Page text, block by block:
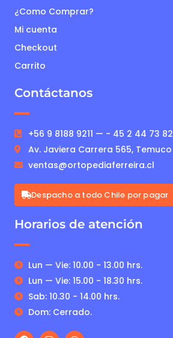
¿Como Comprar?
Mi cuenta
Checkout
Carrito
Contáctanos
+56 9 8188 9211 — - 45 2 44 73 82
Av. Javiera Carrera 565, Temuco
ventas@ortopediaferreira.cl
Despacho a todo Chile por pagar
Horarios de atención
Lun — Vie: 10.00 - 13.00 hrs.
Lun — Vie: 15.00 - 18.30 hrs.
Sab: 10.30 - 14.00 hrs.
Dom: Cerrado.